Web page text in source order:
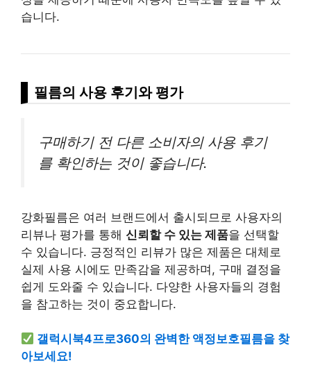
습니다.
필름의 사용 후기와 평가
구매하기 전 다른 소비자의 사용 후기
를 확인하는 것이 좋습니다.
강화필름은 여러 브랜드에서 출시되므로 사용자의
리뷰나 평가를 통해 신뢰할 수 있는 제품을 선택할
수 있습니다. 긍정적인 리뷰가 많은 제품은 대체로
실제 사용 시에도 만족감을 제공하며, 구매 결정을
쉽게 도와줄 수 있습니다. 다양한 사용자들의 경험
을 참고하는 것이 중요합니다.
갤럭시북4프로360의 완벽한 액정보호필름을 찾
아보세요!